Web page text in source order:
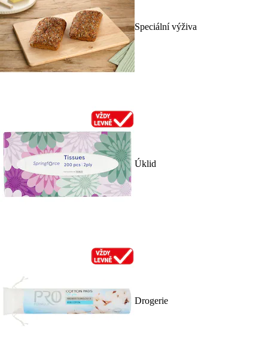
Speciální výživa
Úklid
Drogerie